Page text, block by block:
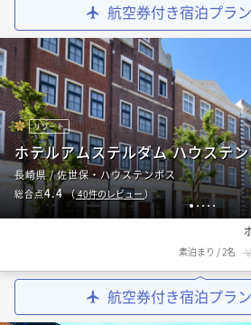
航空券付き宿泊プラ
1234 5
リゾート
ホテルアムステルダム ハウステ
長崎県 / 佐世保・ハウステンボス
総合点4.4（40件のレビュー）
素泊まり /2名
航空券付き宿泊プラ